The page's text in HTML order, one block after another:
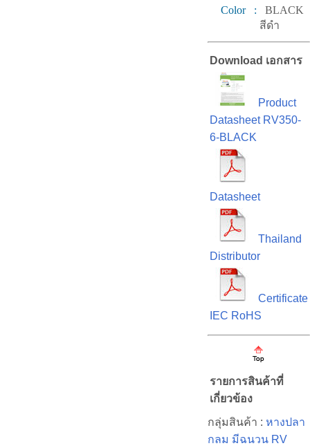
Color :
BLACK
สีดำ
Download เอกสาร
Product
Datasheet RV350-
6-BLACK
Datasheet
Thailand
Distributor
Certificate
IEC RoHS
รายการสินค้าที่
เกี่ยวข้อง
กลุ่มสินค้า : หางปลา
กลม มีฉนวน RV